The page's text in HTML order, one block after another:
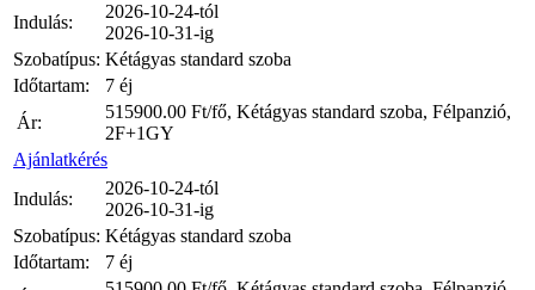
Indulás:
2026-10-24-tól
2026-10-31-ig
Szobatípus: Kétágyas standard szoba
Időtartam:
7 éj
Ár:
515900.00 Ft/fő, Kétágyas standard szoba, Félpanzió,
2F+1GY
Ajánlatkérés
Indulás:
2026-10-24-tól
2026-10-31-ig
Szobatípus: Kétágyas standard szoba
Időtartam:
7 éj